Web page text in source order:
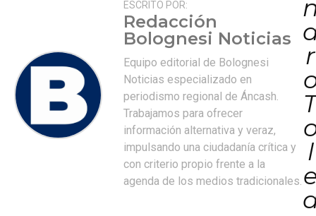
ESCRITO POR:
Redacción
Bolognesi Noticias
Equipo editorial de Bolognesi
Noticias especializado en
periodismo regional de Áncash.
Trabajamos para ofrecer
información alternativa y veraz,
impulsando una ciudadanía crítica y
con criterio propio frente a la
agenda de los medios tradicionales.
r
l